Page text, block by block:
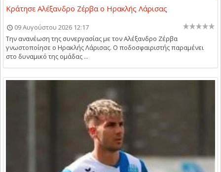
Κράτησε Αλέξανδρο Ζέρβα ο Ηρακλής Λάρισας
09 Αυγούστου 2026 12:17
Την ανανέωση της συνεργασίας με τον Αλέξανδρο Ζέρβα
γνωστοποίησε ο Ηρακλής Λάρισας. Ο ποδοσφαιριστής παραμένει
στο δυναμικό της ομάδας ...